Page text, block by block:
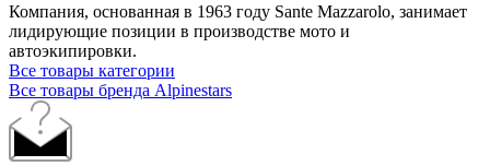
Компания, основанная в 1963 году Sante Mazzarolo, занимает
лидирующие позиции в производстве мото и
автоэкипировки.
Все товары категории
Все товары бренда Alpinestars